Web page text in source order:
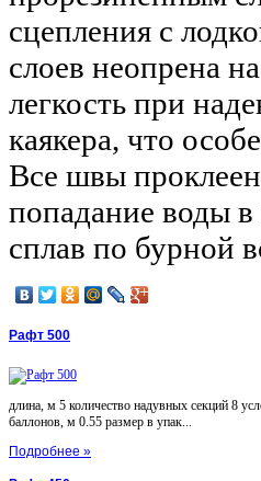
сцепления с
слоев неопрена
легкость при
каякера, что
Все швы
попадание воды
сплав по бурной
Рафт 500
длина, м 5 количество надувных секций 8
баллонов, м 0.55 размер в упак...
Подробнее »